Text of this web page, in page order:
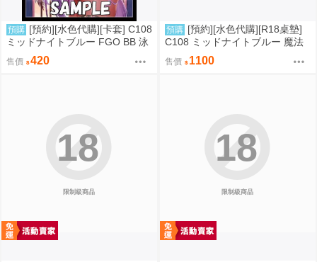
預購 [預約][水色代購][卡套] C108
ミッドナイトブルー FGO BB 泳
售價 420
預購 [預約][水色代購][R18桌墊]
C108 ミッドナイトブルー 魔法
少女 美遊 M字腿
售價 1100
限制級商品
18
限制級商品
18